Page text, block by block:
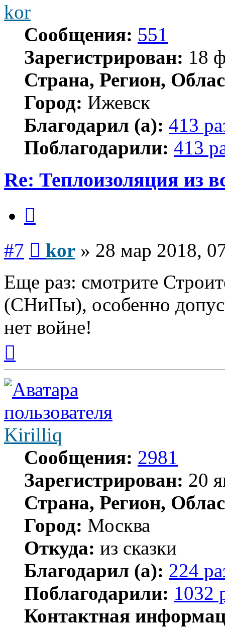
kor
Сообщения: 551
Зарегистрирован: 18
Страна, Регион,
Город: Ижевск
Благодарил (а): 413
Поблагодарили: 413
Re: Теплоизоляция из
#7 kor » 28 мар 2018,
Еще раз: смотрите
(СНиПы), особенно
нет войне!
началу
Kirilliq
Сообщения: 2981
Зарегистрирован: 20
Страна, Регион,
Город: Москва
Откуда: из сказки
Благодарил (а): 224
Поблагодарили: 1032
Контактная